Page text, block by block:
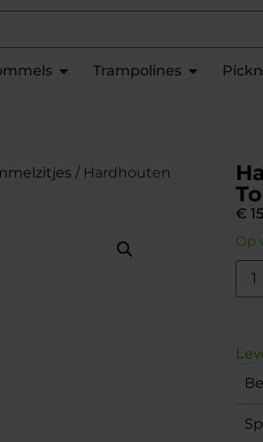
Trampolines
€
Op
/ Hardhouten